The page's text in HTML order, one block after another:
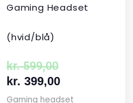
Gaming Headset
(hvid/blå)
kr.599,00
kr. 399,00
Gaming headset